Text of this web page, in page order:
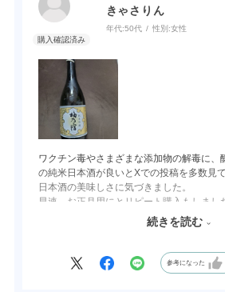
きゃさりん
年代:50代 性別:女性
ワクチン毒やさまざまな添加物の解毒に、
の純米日本酒が良いとXでの投稿を多数見
日本酒の美味しさに気づきました。
早速、お正月用にとリピート購入もしまし
から、自然に痩せて体重もマイナス6キロ
適に過ごせています。日本酒は、毎日欠か
これからも、美味しい日本酒づくりをよろ
続きを読む
参考になった